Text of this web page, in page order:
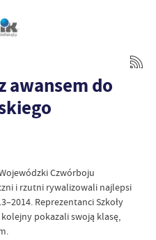
awansem do
Czwórboju
i rzutni rywalizowali najlepsi
Reprezentanci Szkoły
pokazali swoją klasę,